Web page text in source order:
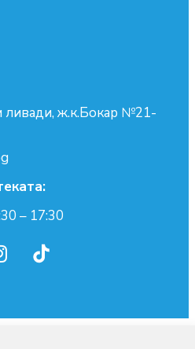
ливади, ж.к.Бокар №21-
– 17:30